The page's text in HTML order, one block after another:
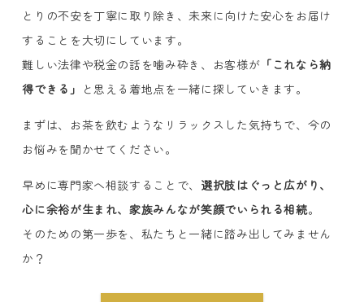
とりの不安を丁寧に取り除き、未来に向けた安心をお届け
することを大切にしています。
難しい法律や税金の話を噛み砕き、お客様が 「これなら納
得できる」 と思える着地点を一緒に探していきます。
まずは、お茶を飲むようなリラックスした気持ちで、今の
お悩みを聞かせてください。
早めに専門家へ相談することで、 選択肢はぐっと広がり、
心に余裕が生まれ、家族みんなが笑顔でいられる相続。
そのための第一歩を、私たちと一緒に踏み出してみません
か？